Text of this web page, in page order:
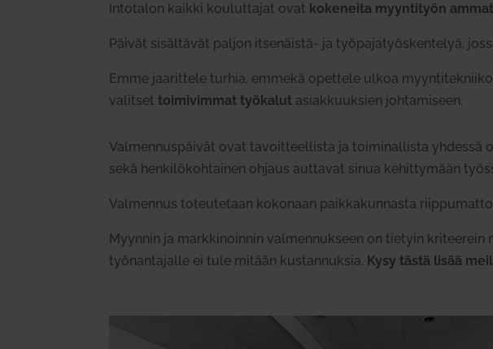
Into­talon kaikki kou­lut­tajat ovat koke­neita myyn­tityön
Päivät sisäl­tävät paljon itse­näistä- ja työ­pa­ja­työs­ken­telyä,
Emme jaa­rittele turhia, emmekä opettele ulkoa
valitsettoi­mi­vimmat työ­kalut asiak­kuuksien joh­ta­miseen.
Val­men­nus­päivät ovat tavoit­teel­lista ja toi­mi­nal­lista yhdessä
sekä hen­ki­lö­koh­tainen ohjaus aut­tavat sinua kehit­tymään
Val­mennus toteu­tetaan kokonaan paik­ka­kun­nasta
Myynnin ja mark­ki­noinnin val­men­nukseen on tietyin
työ­nan­ta­jalle ei tule mitään kus­tan­nuksia. Kysy tästä lisää